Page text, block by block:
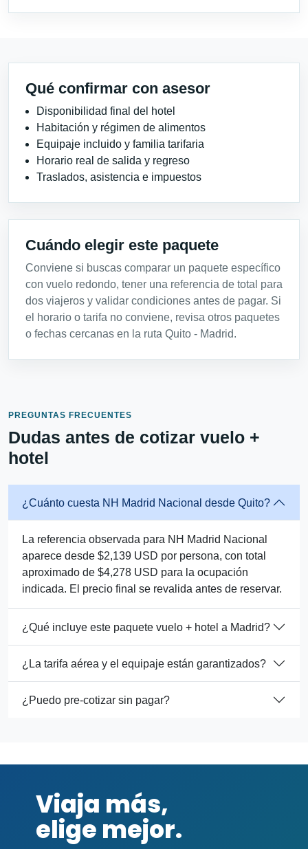
Qué confirmar con asesor
Disponibilidad final del hotel
Habitación y régimen de alimentos
Equipaje incluido y familia tarifaria
Horario real de salida y regreso
Traslados, asistencia e impuestos
Cuándo elegir este paquete
Conviene si buscas comparar un paquete específico
con vuelo redondo, tener una referencia de total para
dos viajeros y validar condiciones antes de pagar. Si
el horario o tarifa no conviene, revisa otros paquetes
o fechas cercanas en la ruta Quito - Madrid.
PREGUNTAS FRECUENTES
Dudas antes de cotizar vuelo +
hotel
¿Cuánto cuesta NH Madrid Nacional desde Quito?
La referencia observada para NH Madrid Nacional
aparece desde $2,139 USD por persona, con total
aproximado de $4,278 USD para la ocupación
indicada. El precio final se revalida antes de reservar.
¿Qué incluye este paquete vuelo + hotel a Madrid?
¿La tarifa aérea y el equipaje están garantizados?
¿Puedo pre-cotizar sin pagar?
Viaja más,
elige mejor.